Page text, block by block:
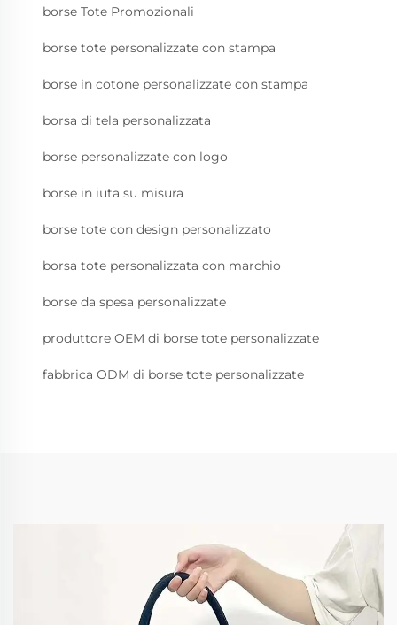
borse Tote Promozionali
borse tote personalizzate con stampa
borse in cotone personalizzate con stampa
borsa di tela personalizzata
borse personalizzate con logo
borse in iuta su misura
borse tote con design personalizzato
borsa tote personalizzata con marchio
borse da spesa personalizzate
produttore OEM di borse tote personalizzate
fabbrica ODM di borse tote personalizzate